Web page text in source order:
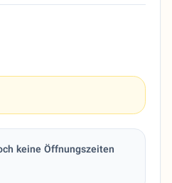
keine Öffnungszeiten